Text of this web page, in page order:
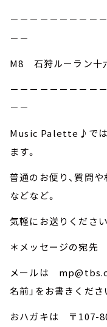
－－－－－－－－－
－－
M8 石狩ルーラン
－－－－－－－－－
－－
Music Palette♪では
ます。
普通のお便り、質問
などなど。
気軽にお送りくださ
＊メッセージの宛先
メールは
名前」をお書きくださ
おハガキは 〒107-